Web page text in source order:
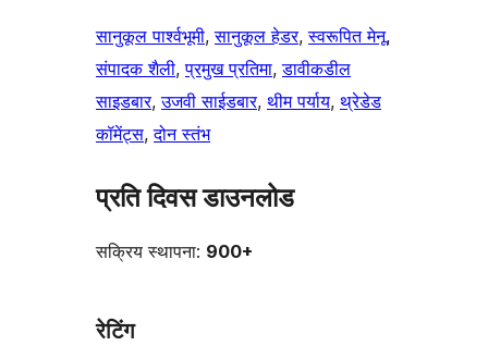
सानुकूल पार्श्वभूमी, सानुकूल हेडर, स्वरूपित मेनू
संपादक शैली, प्रमुख प्रतिमा, डावीकडील
साइडबार, उजवी साईडबार, थीम पर्याय, थ्रेडेड
कॉमेंट्स, दोन स्तंभ
प्रति दिवस डाउनलोड
सक्रिय स्थापना: 900+
रेटिंग